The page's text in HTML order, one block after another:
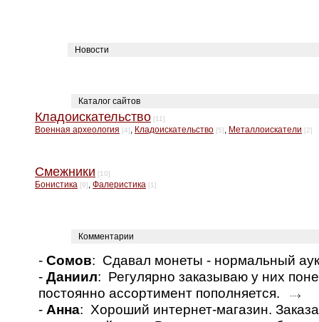
Новости
Каталог сайтов
Кладоискательство [11]
Военная археология [4], Кладоискательство [5], Металлоискатели [2]
Смежники [10]
Бонистика [9], Фалеристика [1]
Комментарии
- Сомов: Сдавал монеты - нормальный
- Даниил: Регулярно заказываю у них
постоянно ассортимент пополняется.
- Анна: Хороший интернет-магазин.